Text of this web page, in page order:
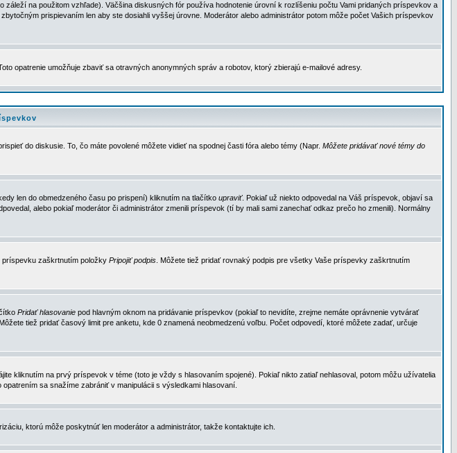
na použitom vzhľade). Väčšina diskusných fór používa hodnotenie úrovní k rozlíšeniu počtu Vami pridaných príspevkov a
prispievaním len aby ste dosiahli vyššej úrovne. Moderátor alebo administrátor potom môže počet Vašich príspevkov
opatrenie umožňuje zbaviť sa otravných anonymných správ a robotov, ktorý zbierajú e-mailové adresy.
do diskusie. To, čo máte povolené môžete vidieť na spodnej časti fóra alebo témy (Napr. Môžete pridávať nové témy do
len do obmedzeného času po prispení) kliknutím na tlačítko upraviť. Pokiaľ už niekto odpovedal na Váš príspevok, objaví sa
alebo pokiaľ moderátor či administrátor zmenili príspevok (tí by mali sami zanechať odkaz prečo ho zmenili). Normálny
príspevku zaškrtnutím položky Pripojiť podpis . Môžete tiež pridať rovnaký podpis pre všetky Vaše príspevky zaškrtnutím
Pridať hlasovanie pod hlavným oknom na pridávanie príspevkov (pokiaľ to nevidíte, zrejme nemáte oprávnenie vytvárať
tiež pridať časový limit pre anketu, kde 0 znamená neobmedzenú voľbu. Počet odpovedí, ktoré môžete zadať, určuje
kliknutím na prvý príspevok v téme (toto je vždy s hlasovaním spojené). Pokiaľ nikto zatiaľ nehlasoval, potom môžu užívatelia
sa snažíme zabrániť v manipulácii s výsledkami hlasovaní.
ktorú môže poskytnúť len moderátor a administrátor, takže kontaktujte ich.